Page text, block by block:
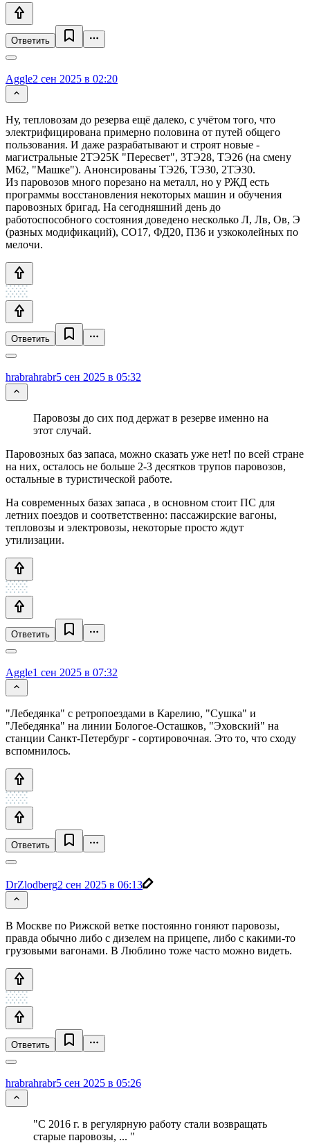
Ответить
Aggle2 сен 2025 в 02:20
Ну, тепловозам до резерва ещё далеко, с учётом того, что
электрифицирована примерно половина от путей общего
пользования. И даже разрабатывают и строят новые -
магистральные 2ТЭ25К "Пересвет", 3ТЭ28, ТЭ26 (на смену
М62, "Машке"). Анонсированы ТЭ26, ТЭ30, 2ТЭ30.
Из паровозов много порезано на металл, но у РЖД есть
программы восстановления некоторых машин и обучения
паровозных бригад. На сегодняшний день до
работоспособного состояния доведено несколько Л, Лв, Ов, Э
(разных модификаций), СО17, ФД20, П36 и узкоколейных по
мелочи.
Ответить
hrabrahrabr5 сен 2025 в 05:32
Паровозы до сих под держат в резерве именно на
этот случай.
Паровозных баз запаса, можно сказать уже нет! по всей стране
на них, осталось не больше 2-3 десятков трупов паровозов,
остальные в туристической работе.
На современных базах запаса , в основном стоит ПС для
летних поездов и соответственно: пассажирские вагоны,
тепловозы и электровозы, некоторые просто ждут
утилизации.
Ответить
Aggle1 сен 2025 в 07:32
"Лебедянка" с ретропоездами в Карелию, "Сушка" и
"Лебедянка" на линии Бологое-Осташков, "Эховский" на
станции Санкт-Петербург - сортировочная. Это то, что сходу
вспомнилось.
Ответить
DrZlodberg2 сен 2025 в 06:13
В Москве по Рижской ветке постоянно гоняют паровозы,
правда обычно либо с дизелем на прицепе, либо с какими-то
грузовыми вагонами. В Люблино тоже часто можно видеть.
Ответить
hrabrahrabr5 сен 2025 в 05:26
"С 2016 г. в регулярную работу стали возвращать
старые паровозы, ... "